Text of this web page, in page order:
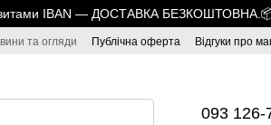
IBAN — ДОСТАВКА
та огляди Публічна оферта Відгуки про
093 126-